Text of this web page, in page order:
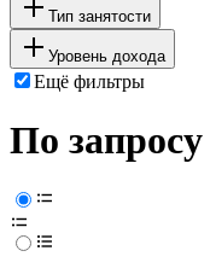
Тип занятости
Уровень дохода
Ещё фильтры
По